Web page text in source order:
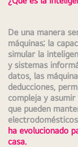
De una manera
máquinas; la
simular la
y sistemas
datos, las
deducciones,
compleja y
que pueden
ha evolucionado
casa.